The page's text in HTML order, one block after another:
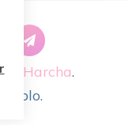
Harcha.
.